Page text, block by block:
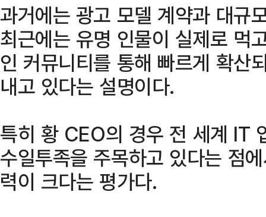
과거에는 광고 모델 계약과 대규
최근에는 유명 인물이 실제로 먹
인 커뮤니티를 통해 빠르게 확산
내고 있다는 설명이다.
특히 황 CEO의 경우 전 세계 IT
수일투족을 주목하고 있다는 점
력이 크다는 평가다.